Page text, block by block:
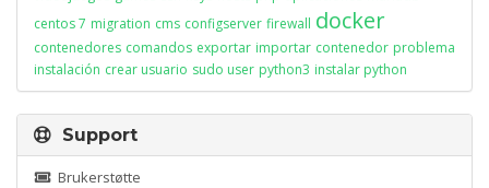
centos 7 migration cms configserver firewall docker
contenedores comandos exportar importar contenedor problema
instalación crear usuario sudo user python3 instalar python
Support
Brukerstøtte